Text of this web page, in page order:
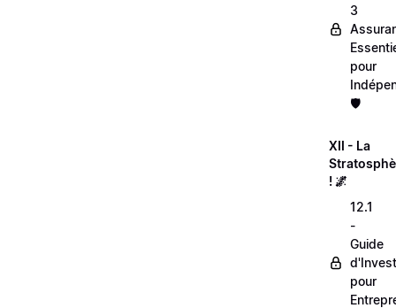
3
pour
🛡️
XII - La
! 🌌
12.1
-
Guide
pour